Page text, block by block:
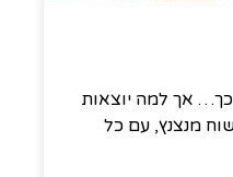
כך… אך למה יוצאות
מנצנץ, עם כל